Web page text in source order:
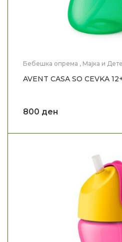
Бебешка опрема , Мајка и Дете
AVENT CASA SO CEVKA
800 ден